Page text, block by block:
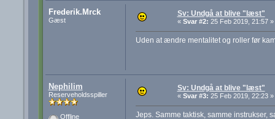
Frederik.Mrck
Gæst
Sv: Undgå at blive "læst"
« Svar #2: 25 Feb 2019, 21:57 »
Uden at ændre mentalitet og roller før
Nephilim
Reserveholdsspiller
Offline
Sv: Undgå at blive "læst"
« Svar #3: 25 Feb 2019, 22:23 »
Jeps. Samme taktisk, samme instrukser,